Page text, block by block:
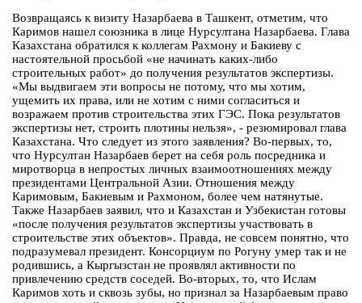
Возвращаясь к визиту Назарбаева в Ташкент, отметим, что
Каримов нашел союзника в лице Нурсултана Назарбаева. Глава
Казахстана обратился к коллегам Рахмону и Бакиеву с
настоятельной просьбой «не начинать каких-либо
строительных работ» до получения результатов экспертизы.
«Мы выдвигаем эти вопросы не потому, что мы хотим,
ущемить их права, или не хотим с ними согласиться и
возражаем против строительства этих ГЭС. Пока результатов
экспертизы нет, строить плотины нельзя», - резюмировал глава
Казахстана. Что следует из этого заявления? Во-первых, то,
что Нурсултан Назарбаев берет на себя роль посредника и
миротворца в непростых личных взаимоотношениях между
президентами Центральной Азии. Отношения между
Каримовым, Бакиевым и Рахмоном, более чем натянутые.
Также Назарбаев заявил, что и Казахстан и Узбекистан готовы
«после получения результатов экспертизы участвовать в
строительстве этих объектов». Правда, не совсем понятно, что
подразумевал президент. Консорциум по Рогуну умер так и не
родившись, а Кыргызстан не проявлял активности по
привлечению средств соседей. Во-вторых, то, что Ислам
Каримов хоть и сквозь зубы, но признал за Назарбаевым право